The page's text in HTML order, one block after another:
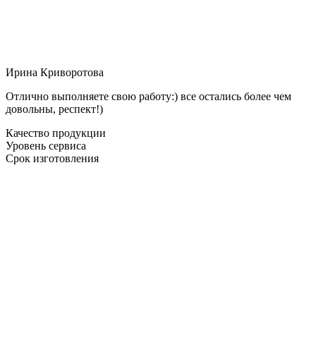
Ирина Криворотова
Отлично выполняете свою работу:) все остались более чем
довольны, респект!)
Качество продукции
Уровень сервиса
Срок изготовления